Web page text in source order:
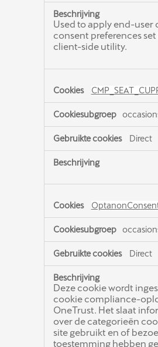
Used to apply end-user
consent preferences
client-side utility.
Direct
Direct
Deze cookie wordt
cookie compliance-
OneTrust. Het slaat
over de categorieën
site gebruikt en of
toestemming hebben